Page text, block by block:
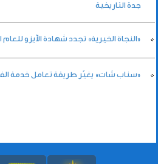
جدة التاريخية
«النجاة الخيرية» تجدد شهادة الآيزو للعام
«سناب شات» يغيّر طريقة تعامل خدمة